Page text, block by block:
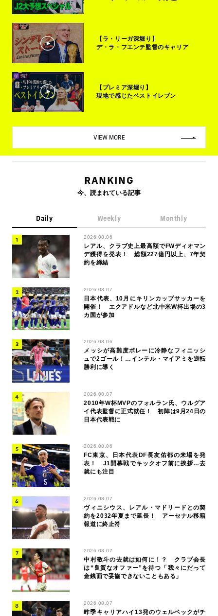
【ラ・リーガ深堀り】
デ・ラ・フエンテ監督のキャリア
【プレミア深堀り】
現地で感じたベストイレブン
VIEW MORE
RANKING
今、読まれている記事
Daily Weekly Monthly
2026.08.06
レアル、クラブ史上最高額でFWディオマン
デ獲得を発表！ 総額227億円以上、7年契
約を締結
2026.08.07
日本代表、10月にキリンカップサッカーを
開催！ エクアドルなど北中米W杯出場の3
カ国が参加
2026.08.06
メッシが高難度ボレーに冷静なフィニッシ
ュで2ゴール！…インテル・マイアミを逆転
勝利に導く
2026.08.07
2010年W杯MVPのフォルラン氏、ウルグア
イ代表監督に正式就任！ 初陣は9月24日の
日本代表戦に
2026.08.06
FC東京、日本代表DF長友佑都の来場を発
表！ J1開幕戦でキックオフ前に挨拶…去
就にも注目
2026.08.07
ヴィニシウス、レアル・マドリードとの契
約を2032年夏まで延長！ アーセナル移籍
報道に終止符
2026.08.07
中村敬斗の去就は如何に！？ クラブ会長
は“良質なオファー”を待つ「我々にだって
金銭面で妥協できないこともある」
2026.08.07
昨季キャリアハイ13発のウェルベックがチ